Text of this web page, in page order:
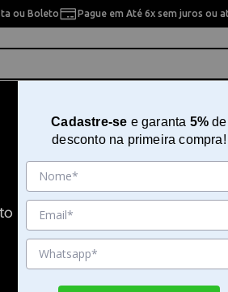
ou Boleto Pague em Até 6x sem juros ou
Pintura Artesanal
7000 #7M
Curidas Edição Limitada
Platinum M 7000 #7M
Cadastre-se e garanta 5%de
desconto na primeira compra!